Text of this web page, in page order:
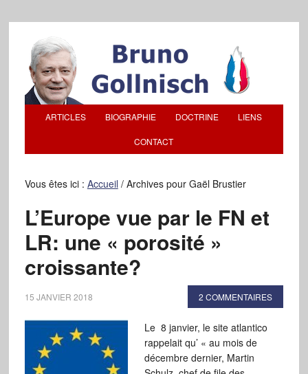
ARTICLES BIOGRAPHIE DOCTRINE LIENS
CONTACT
Vous êtes ici : Accueil /Archives pour Gaël Brustier
L’Europe vue par le FN et
LR: une « porosité »
croissante?
15 JANVIER 2018 2 COMMENTAIRES
Le 8 janvier, le site atlantico
rappelait qu’ « au mois de
décembre dernier, Martin